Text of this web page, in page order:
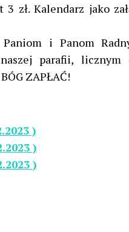
3 zł. Kalendarz jako
i Panom
parafii, licznym
ZAPŁAĆ!
)
)
)